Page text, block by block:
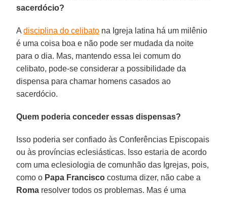
sacerdócio?
Adisciplina do celibato na Igreja latina há um milênio
é uma coisa boa e não pode ser mudada da noite
para o dia. Mas, mantendo essa lei comum do
celibato, pode-se considerar a possibilidade da
dispensa para chamar homens casados ao
sacerdócio.
Quem poderia conceder essas dispensas?
Isso poderia ser confiado às Conferências Episcopais
ou às províncias eclesiásticas. Isso estaria de acordo
com uma eclesiologia de comunhão das Igrejas, pois,
como o Papa Francisco costuma dizer, não cabe a
Roma resolver todos os problemas. Mas é uma